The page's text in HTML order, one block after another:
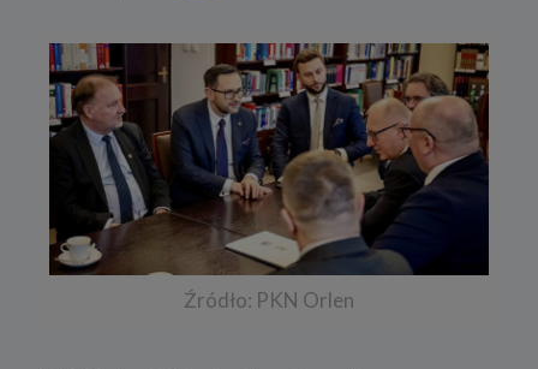
Źródło: PKN Orlen